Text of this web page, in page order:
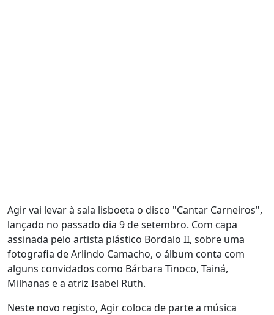
Agir vai levar à sala lisboeta o disco "Cantar Carneiros",
lançado no passado dia 9 de setembro. Com capa
assinada pelo artista plástico Bordalo II, sobre uma
fotografia de Arlindo Camacho, o álbum conta com
alguns convidados como Bárbara Tinoco, Tainá,
Milhanas e a atriz Isabel Ruth.
Neste novo registo, Agir coloca de parte a música